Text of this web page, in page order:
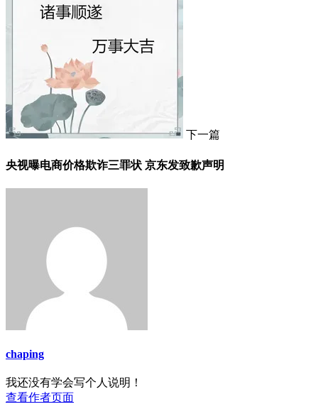
下一篇
央视曝电商价格欺诈三罪状 京东发致歉声明
chaping
我还没有学会写个人说明！
查看作者页面